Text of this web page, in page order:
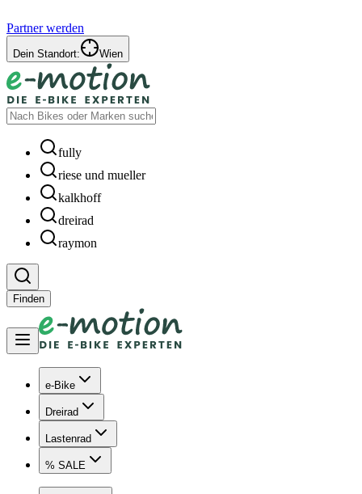
Partner werden
Dein Standort: Wien
fully
riese und mueller
kalkhoff
dreirad
raymon
Finden
e-Bike
Dreirad
Lastenrad
% SALE